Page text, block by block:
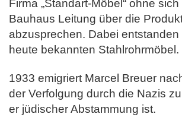
Firma „Standart-Möbel“ ohne
Bauhaus Leitung über die
abzusprechen. Dabei entstanden
heute bekannten Stahlrohrmöbel.
1933 emigriert Marcel Breuer
der Verfolgung durch die Nazis
er jüdischer Abstammung ist.